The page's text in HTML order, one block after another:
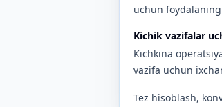
uchun
Kichik vazifalar
Kichkina
vazifa uchun
Tez hisoblash,